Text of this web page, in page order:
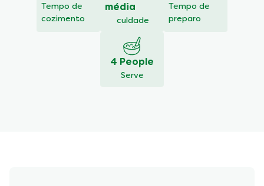
Tempo de
cozimento
média
culdade
Tempo de
preparo
4 People
Serve